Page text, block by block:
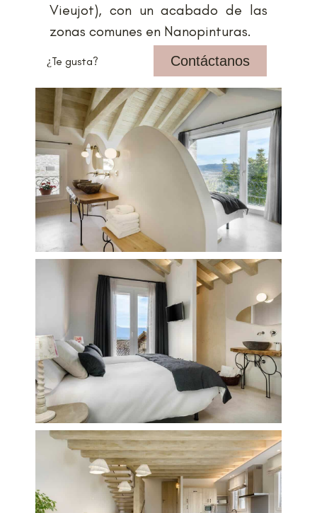
Vieujot), con un acabado de las
zonas comunes en Nanopinturas.
¿Te gusta? Contáctanos